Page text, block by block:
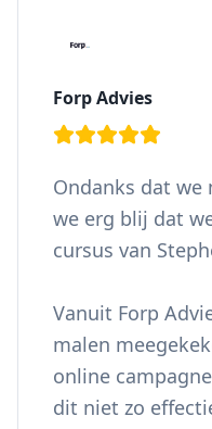
Forp Advies
Ondanks dat we
we erg blij dat
cursus van
Vanuit Forp
malen
online
dit niet zo